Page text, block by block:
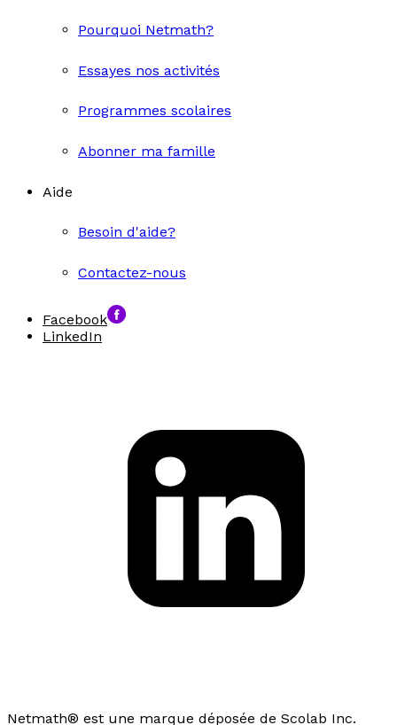
Pourquoi Netmath?
Essayes nos activités
Programmes scolaires
Abonner ma famille
Aide
Besoin d'aide?
Contactez-nous
Facebook
LinkedIn
Netmath® est une marque déposée de Scolab Inc.